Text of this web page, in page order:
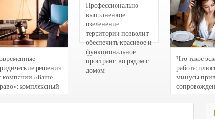
решения
компании «Ваше
комплексный
клиентов
Профессионально
выполненное
озеленение
территории позволит
обеспечить красивое и
функциональное
пространство рядом с
домом
Что такое
работа:
минусы